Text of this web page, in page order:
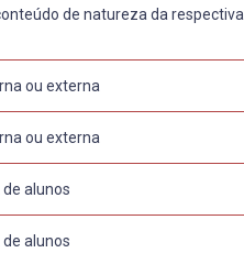
de natureza da respectiva
ou externa
ou externa
alunos
alunos